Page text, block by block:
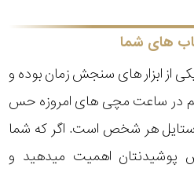
های شما
از ابزار های سنجش زمان بوده و
در ساعت مچی های امروزه حس
هر شخص است. اگر که شما
اهمیت میدهید و